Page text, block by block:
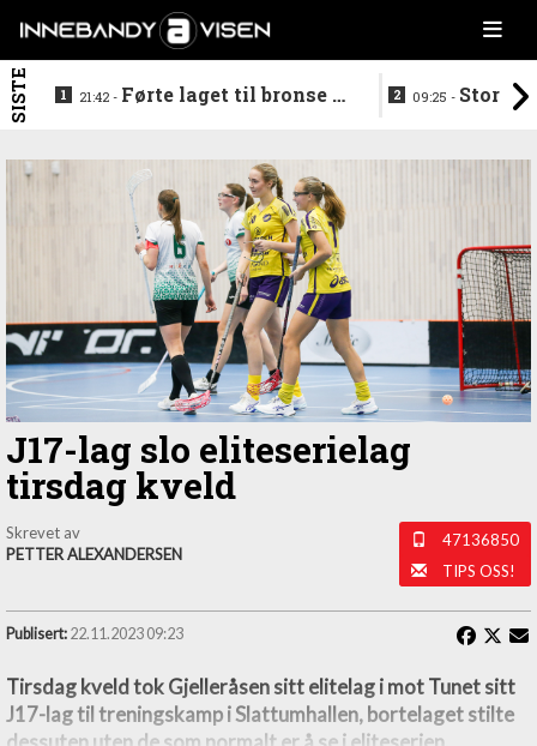
SISTE 21:42 - Førte laget til bronse -
09:25 -
J17-lag slo eliteserielag
tirsdag kveld
Skrevet av
PETTER ALEXANDERSEN
47136850
TIPS OSS!
Publisert: 22.11.2023 09:23
Tirsdag kveld tok Gjelleråsen sitt elitelag i mot Tunet sitt
J17-lag til treningskamp i Slattumhallen, bortelaget stilte